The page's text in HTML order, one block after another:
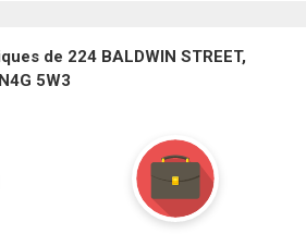
de 224 BALDWIN STREET,
5W3